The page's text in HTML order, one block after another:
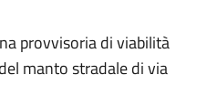
provvisoria di viabilità
manto stradale di via